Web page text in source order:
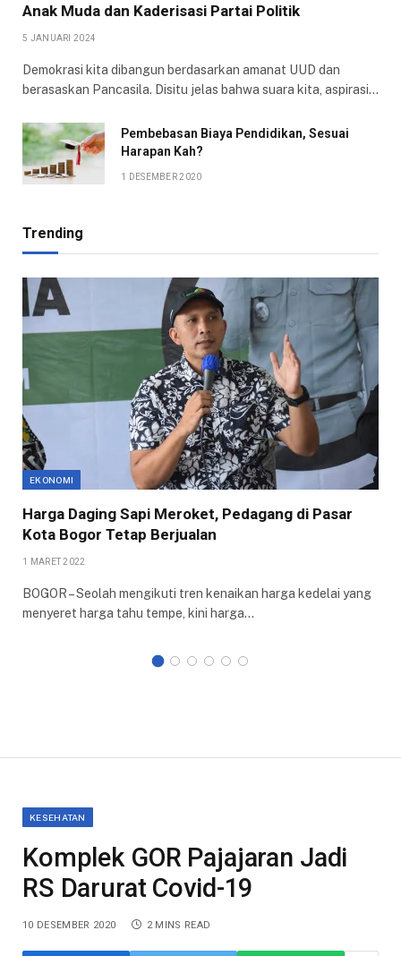
Anak Muda dan Kaderisasi Partai Politik
5 JANUARI 2024
Demokrasi kita dibangun berdasarkan amanat UUD dan
berasaskan Pancasila. Disitu jelas bahwa suara kita, aspirasi…
Pembebasan Biaya Pendidikan, Sesuai
Harapan Kah?
1 DESEMBER 2020
Trending
EKONOMI
Harga Daging Sapi Meroket, Pedagang di Pasar
Kota Bogor Tetap Berjualan
1 MARET 2022
BOGOR – Seolah mengikuti tren kenaikan harga kedelai yang
menyeret harga tahu tempe, kini harga…
KESEHATAN
Komplek GOR Pajajaran Jadi
RS Darurat Covid-19
10 DESEMBER 2020 2 MINS READ